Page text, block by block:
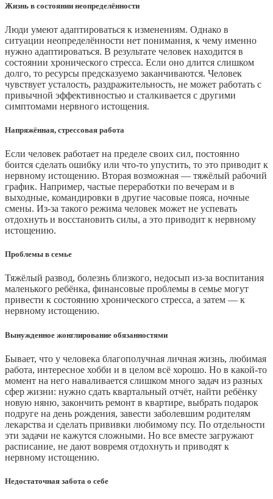
Жизнь в состоянии неопределённости
Люди умеют адаптироваться к изменениям. Однако в
ситуации неопределённости нет понимания, к чему именно
нужно адаптироваться. В результате человек находится в
состоянии хронического стресса. Если оно длится слишком
долго, то ресурсы предсказуемо заканчиваются. Человек
чувствует усталость, раздражительность, не может работать с
привычной эффективностью и сталкивается с другими
симптомами нервного истощения.
Напряжённая, стрессовая работа
Если человек работает на пределе своих сил, постоянно
боится сделать ошибку или что-то упустить, то это приводит к
нервному истощению. Вторая возможная — тяжёлый рабочий
график. Например, частые переработки по вечерам и в
выходные, командировки в другие часовые пояса, ночные
смены. Из-за такого режима человек может не успевать
отдохнуть и восстановить силы, а это приводит к нервному
истощению.
Проблемы в семье
Тяжёлый развод, болезнь близкого, недосып из-за воспитания
маленького ребёнка, финансовые проблемы в семье могут
привести к состоянию хронического стресса, а затем — к
нервному истощению.
Вынужденное жонглирование обязанностями
Бывает, что у человека благополучная личная жизнь, любимая
работа, интересное хобби и в целом всё хорошо. Но в какой-то
момент на него наваливается слишком много задач из разных
сфер жизни: нужно сдать квартальный отчёт, найти ребёнку
новую няню, закончить ремонт в квартире, выбрать подарок
подруге на день рождения, завести заболевшим родителям
лекарства и сделать прививки любимому псу. По отдельности
эти задачи не кажутся сложными. Но все вместе загружают
расписание, не дают вовремя отдохнуть и приводят к
нервному истощению.
Недостаточная забота о себе